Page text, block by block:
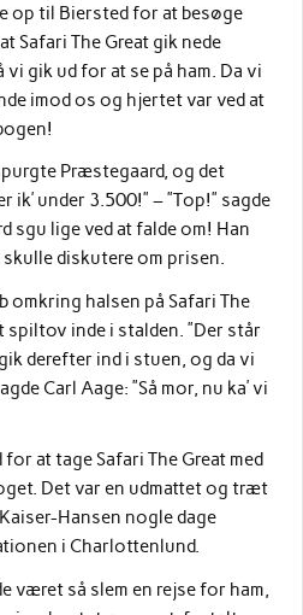
op til Biersted for at besøge
Safari The Great gik nede
gik ud for at se på ham. Da vi
imod os og hjertet var ved at
Præstegaard, og det
ik’ under 3.500!” – ”Top!” sagde
sgu lige ved at falde om! Han
skulle diskutere om prisen.
omkring halsen på Safari The
spiltov inde i stalden. ”Der står
derefter ind i stuen, og da vi
Carl Aage: ”Så mor, nu ka’ vi
for at tage Safari The Great med
Det var en udmattet og træt
Hansen nogle dage
i Charlottenlund.
været så slem en rejse for ham,